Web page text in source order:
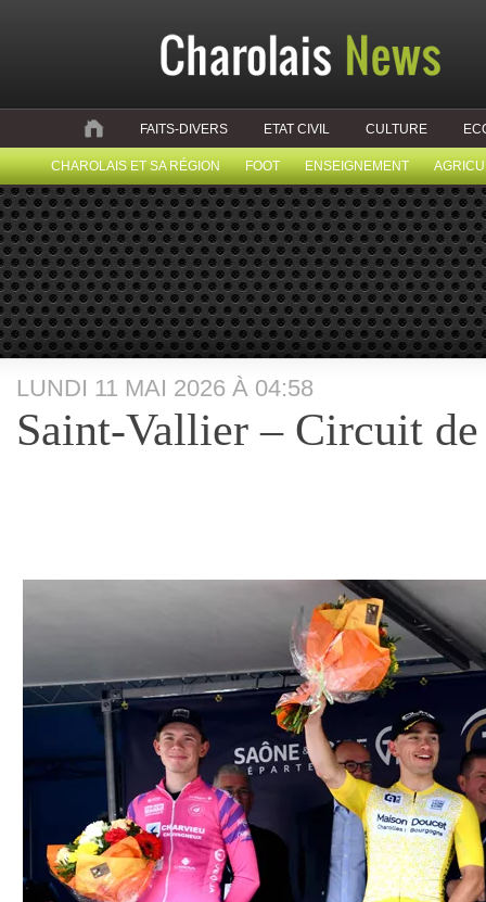
FAITS-DIVERS ETAT CIVIL CULTURE
CHAROLAIS ET SA RÉGION FOOT ENSEIGNEMENT
LUNDI 11 MAI 2026 À 04:58
Saint-Vallier – Circuit